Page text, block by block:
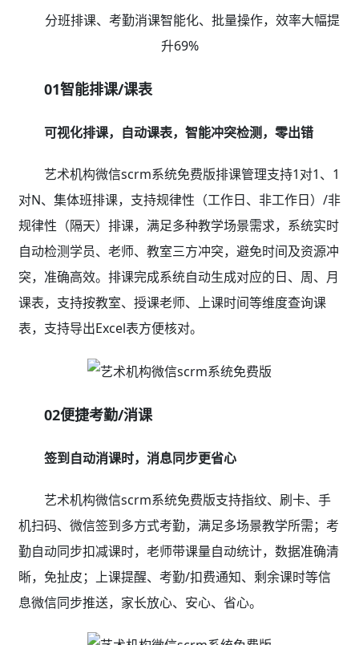
分班排课、考勤消课智能化、批量操作，效率大幅提
升69%
01智能排课/课表
可视化排课，自动课表，智能冲突检测，零出错
艺术机构微信scrm系统免费版排课管理支持1对1、1
对N、集体班排课，支持规律性（工作日、非工作日）/非
规律性（隔天）排课，满足多种教学场景需求，系统实时
自动检测学员、老师、教室三方冲突，避免时间及资源冲
突，准确高效。排课完成系统自动生成对应的日、周、月
课表，支持按教室、授课老师、上课时间等维度查询课
表，支持导出Excel表方便核对。
02便捷考勤/消课
签到自动消课时，消息同步更省心
艺术机构微信scrm系统免费版支持指纹、刷卡、手
机扫码、微信签到多方式考勤，满足多场景教学所需；考
勤自动同步扣减课时，老师带课量自动统计，数据准确清
晰，免扯皮；上课提醒、考勤/扣费通知、剩余课时等信
息微信同步推送，家长放心、安心、省心。